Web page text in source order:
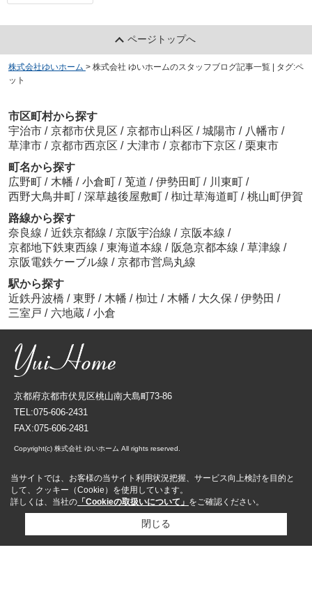
ページトップへ
株式会社ゆいホーム > 株式会社 ゆいホームのスタッフブログ記事一覧 | タグ:ペ
ット
市区町村から探す
宇治市 / 京都市伏見区 / 京都市山科区 / 城陽市 / 八幡市 /
草津市 / 京都市西京区 / 大津市 / 京都市下京区 / 栗東市
町名から探す
広野町 / 木幡 / 小倉町 / 莵道 / 伊勢田町 / 川東町 /
西野大鳥井町 / 深草越後屋敷町 / 椥辻草海道町 / 桃山町伊賀
路線から探す
奈良線 / 近鉄京都線 / 京阪宇治線 / 京阪本線 /
京都地下鉄東西線 / 東海道本線 / 阪急京都本線 / 草津線 /
京阪電鉄ケーブル線 / 京都市営烏丸線
駅から探す
近鉄丹波橋 / 東野 / 木幡 / 椥辻 / 木幡 / 大久保 / 伊勢田 /
三室戸 / 六地蔵 / 小倉
京都府京都市伏見区桃山南大島町73-86
TEL:075-606-2431
FAX:075-606-2481
Copyright(c) 株式会社 ゆいホーム All rights reserved.
当サイトでは、お客様の当サイト利用状況把握、サービス向上検討を目的と
して、クッキー（Cookie）を使用しています。
詳しくは、当社の 「Cookieの取扱いについて」 をご確認ください。
閉じる